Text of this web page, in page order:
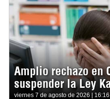
Amplio rechazo en
suspender la Ley
viernes 7 de agosto de 2026 | 16:16